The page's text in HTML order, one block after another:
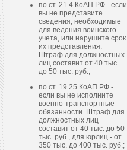
по ст. 21.4 КоАП РФ - если
вы не представите
сведения, необходимые
для ведения воинского
учета, или нарушите срок
их представления.
Штраф для должностных
лиц составит от 40 тыс.
до 50 тыс. руб.;
по ст. 19.25 КоАП РФ -
если вы не исполните
военно-транспортные
обязанности. Штраф для
должностных лиц
составит от 40 тыс. до 50
тыс. руб., для юрлиц - от
350 тыс. до 400 тыс. руб.;